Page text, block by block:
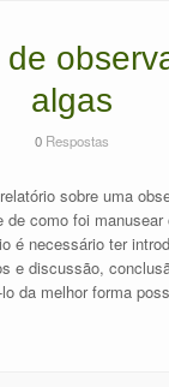
de
algas
0 Respostas
sobre uma
de como foi
é necessário ter
e discussão,
da melhor forma